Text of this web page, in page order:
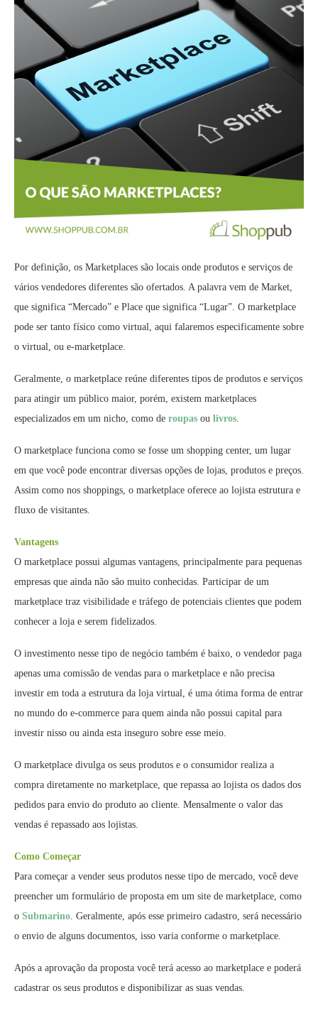
Por definição, os Marketplaces são locais onde produtos e serviços de
vários vendedores diferentes são ofertados. A palavra vem de Market,
que significa “Mercado” e Place que significa “Lugar”. O marketplace
pode ser tanto físico como virtual, aqui falaremos especificamente sobre
o virtual, ou e-marketplace.
Geralmente, o marketplace reúne diferentes tipos de produtos e serviços
para atingir um público maior, porém, existem marketplaces
especializados em um nicho, como de roupas ou livros
O marketplace funciona como se fosse um shopping center, um lugar
em que você pode encontrar diversas opções de lojas, produtos e preços.
Assim como nos shoppings, o marketplace oferece ao lojista estrutura e
fluxo de visitantes.
Vantagens
O marketplace possui algumas vantagens, principalmente para pequenas
empresas que ainda não são muito conhecidas. Participar de um
marketplace traz visibilidade e tráfego de potenciais clientes que podem
conhecer a loja e serem fidelizados.
O investimento nesse tipo de negócio também é baixo, o vendedor paga
apenas uma comissão de vendas para o marketplace e não precisa
investir em toda a estrutura da loja virtual, é uma ótima forma de entrar
no mundo do e-commerce para quem ainda não possui capital para
investir nisso ou ainda esta inseguro sobre esse meio.
O marketplace divulga os seus produtos e o consumidor realiza a
compra diretamente no marketplace, que repassa ao lojista os dados dos
pedidos para envio do produto ao cliente. Mensalmente o valor das
vendas é repassado aos lojistas.
Como Começar
Para começar a vender seus produtos nesse tipo de mercado, você deve
preencher um formulário de proposta em um site de marketplace, como
o Submarino . Geralmente, após esse primeiro cadastro, será necessário
o envio de alguns documentos, isso varia conforme o marketplace.
Após a aprovação da proposta você terá acesso ao marketplace e poderá
cadastrar os seus produtos e disponibilizar as suas vendas.